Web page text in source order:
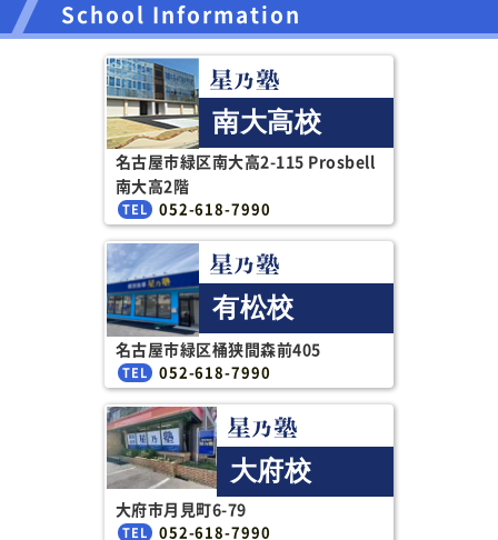
School Information
南大高校
名古屋市緑区南大高2-115 Prosbell
南大高2階
052-618-7990
有松校
名古屋市緑区桶狭間森前405
052-618-7990
大府校
大府市月見町6-79
052-618-7990